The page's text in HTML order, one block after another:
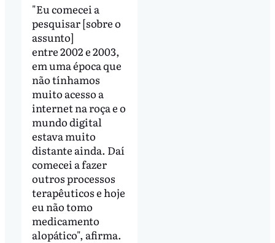
"Eu comecei a
pesquisar [sobre o
assunto]
entre 2002 e 2003,
em uma época que
não tínhamos
muito acesso a
internet na roça e o
mundo digital
estava muito
distante ainda. Daí
comecei a fazer
outros processos
terapêuticos e hoje
eu não tomo
medicamento
alopático", afirma.